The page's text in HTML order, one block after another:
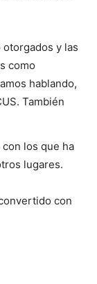
y las
como
hablando,
También
los que ha
lugares.
con